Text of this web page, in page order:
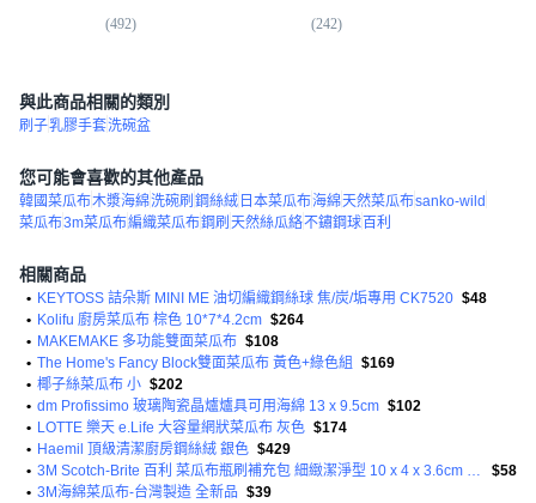
(492) (242)
與此商品相關的類別
刷子乳膠手套洗碗盆
您可能會喜歡的其他產品
韓國菜瓜布木漿海綿洗碗刷 鋼絲絨 日本菜瓜布海綿天然菜瓜布sanko-wild
菜瓜布3m菜瓜布編織菜瓜布鋼刷 天然絲瓜絡不鏽鋼球 百利
相關商品
• KEYTOSS 詰朵斯 MINI ME 油切編織鋼絲球 焦/炭/垢專用 CK7520 $48
• Kolifu 廚房菜瓜布 棕色 10*7*4.2cm $264
• MAKEMAKE 多功能雙面菜瓜布 $108
• The Home's Fancy Block雙面菜瓜布 黃色+綠色組
$169
• 椰子絲菜瓜布 小 $202
• dm Profissimo 玻璃陶瓷晶爐爐具可用海綿 13 x 9.5cm $102
• LOTTE 樂天 e.Life 大容量網狀菜瓜布 灰色 $174
• Haemil 頂級清潔廚房鋼絲絨 銀色 $429
•
3M Scotch-Brite 百利 菜瓜布瓶刷補充包 細緻潔淨型 10 x 4 x 3.6cm 粉色
$58
• 3M海綿菜瓜布-台灣製造 全新品 $39